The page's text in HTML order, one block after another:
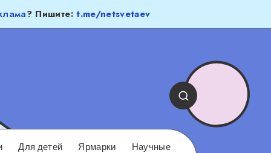
? Пишите:t.me/netsvetaev
Для детей Ярмарки
Научные